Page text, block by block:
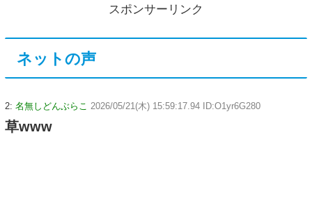
スポンサーリンク
ネットの声
2: 名無しどんぶらこ 2026/05/21(木) 15:59:17.94 ID:O1yr6G280
草www